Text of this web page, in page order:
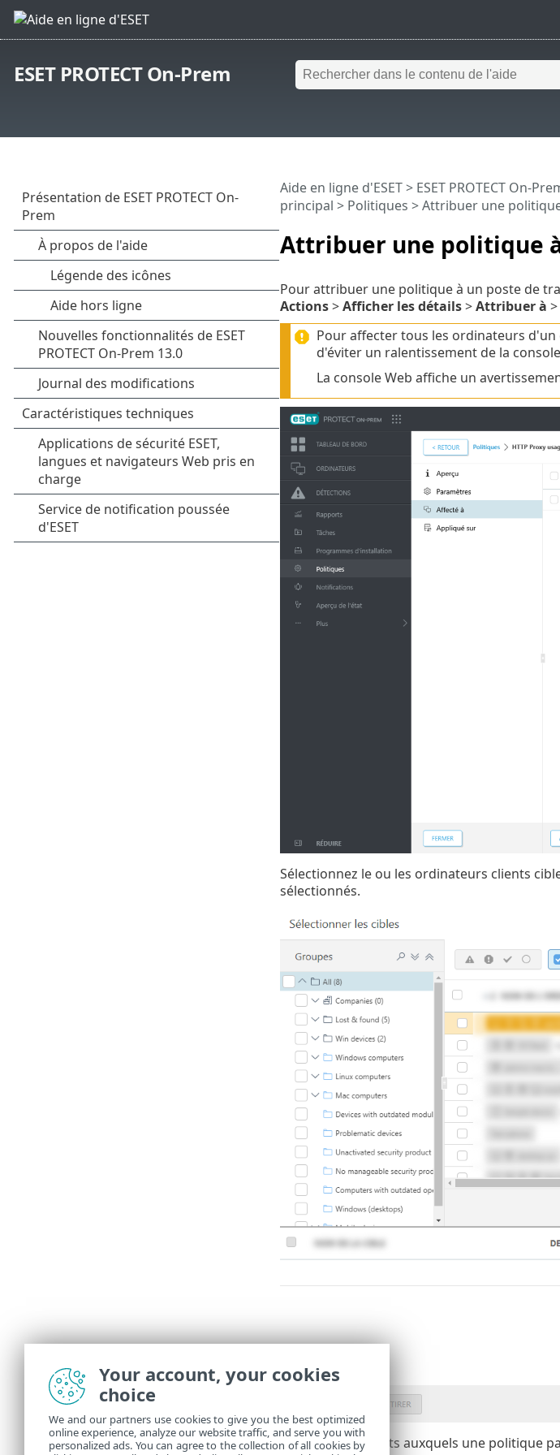
ESET PROTECT On-Prem
Attribuer une politique
Aide en ligne d'ESET> ESET PROTECT On-
principal > Politiques > Attribuer une
Pour attribuer une politique à un poste de
Actions>Afficher les détails>Attribuer à >
Pour affecter tous les ordinateurs
d'éviter un ralentissement de la
La console Web affiche un
Sélectionnez le ou les ordinateurs clients
sélectionnés.
Pour voir les clients auxquels une politique
Your account, your cookies
choice
We and our partners use cookies to give you the best optimized
online experience, analyze our website traffic, and serve you with
personalized ads. You can agree to the collection of all cookies by